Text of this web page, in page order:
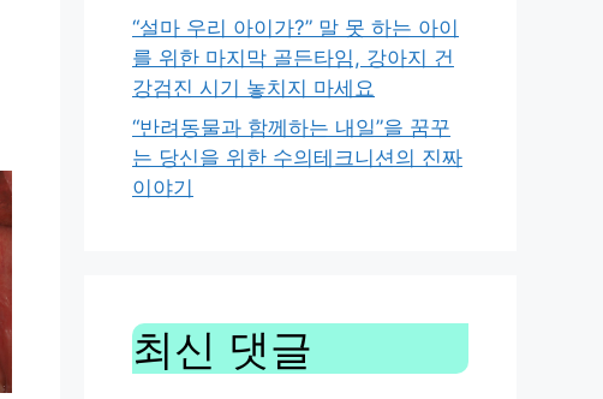
“설마 우리 아이가?” 말 못 하는 아이
를 위한 마지막 골든타임, 강아지 건
강검진 시기 놓치지 마세요
“반려동물과 함께하는 내일”을 꿈꾸
는 당신을 위한 수의테크니션의 진짜
이야기
최신 댓글